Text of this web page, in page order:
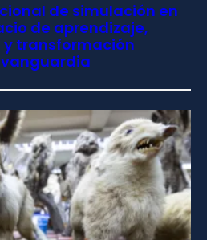
de simulación en
de aprendizaje,
transformación